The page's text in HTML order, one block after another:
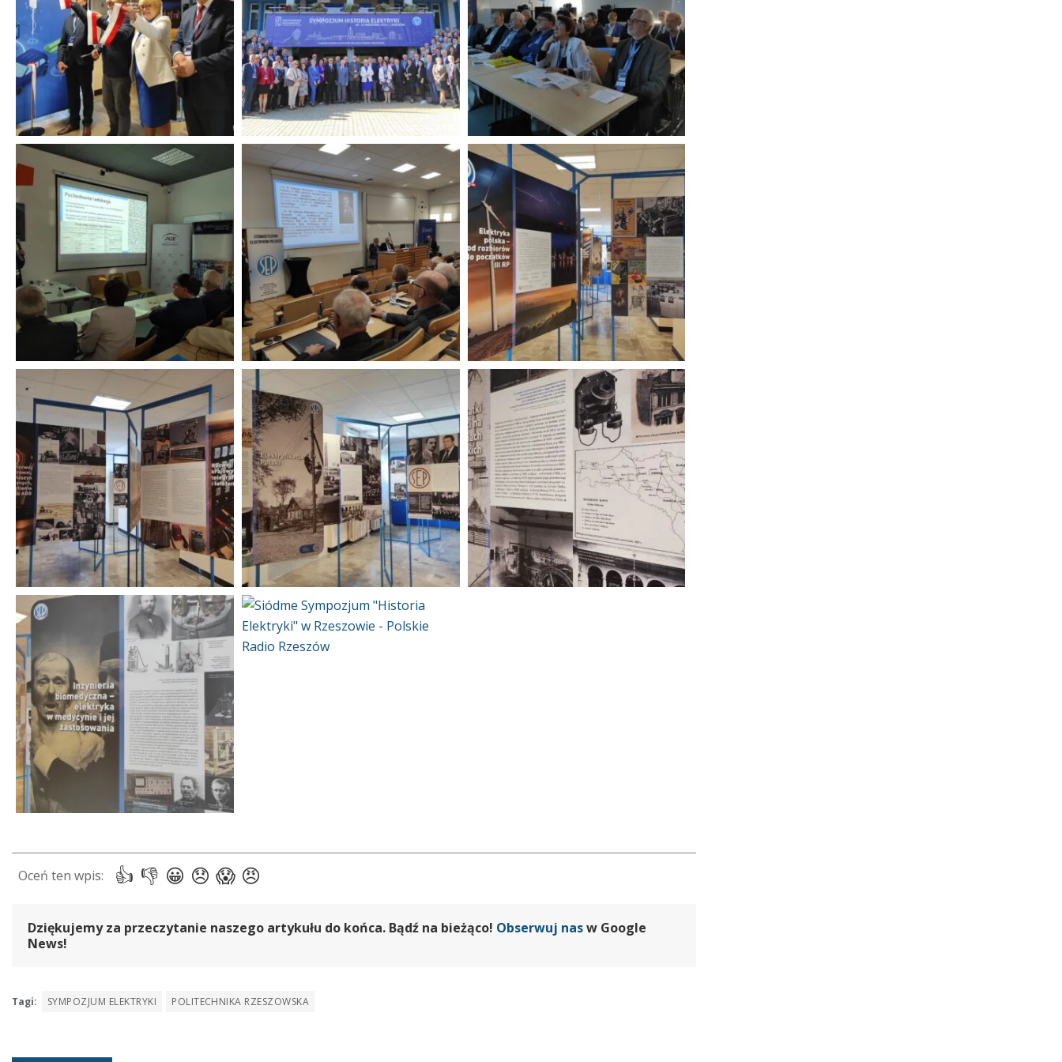
Dziękujemy za przeczytanie naszego artykułu do końca. Bądź na bieżąco! Obserwuj nasw Google
News!
Tagi: SYMPOZJUM ELEKTRYKI POLITECHNIKA RZESZOWSKA